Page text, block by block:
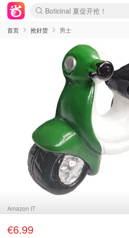
Boticinal 夏促开抢！
4折！lulu周四疯狂上新
速领！Stanley独家85折
Zalando 奥莱闪促！每日更新
首页 抢好货 男士
Amazon IT
€6.99